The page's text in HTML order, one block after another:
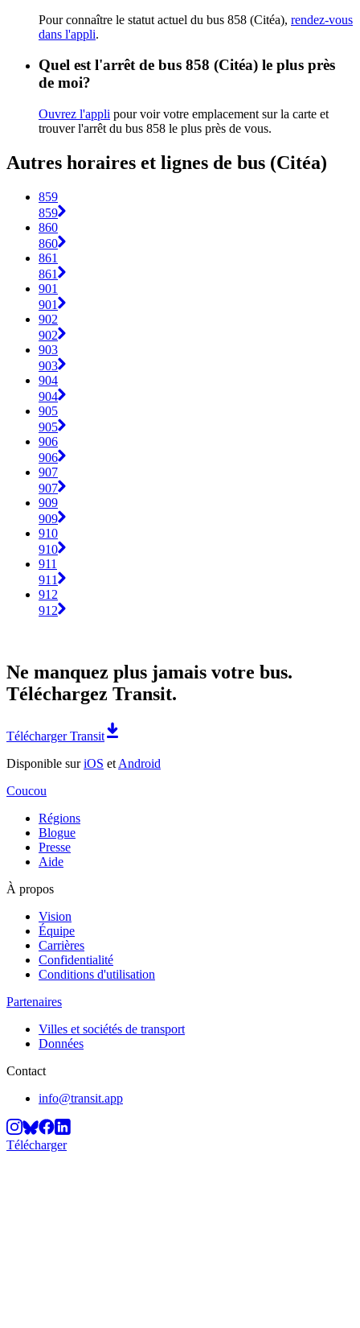
Pour connaître le statut actuel du bus 858 (Citéa), rendez-vous
dans l'appli.
Quel est l'arrêt de bus 858 (Citéa) le plus près
de moi?
Ouvrez l'appli pour voir votre emplacement sur la carte et
trouver l'arrêt du bus 858 le plus près de vous.
Autres horaires et lignes de bus (Citéa)
859
859
860
860
861
861
901
901
902
902
903
903
904
904
905
905
906
906
907
907
909
909
910
910
911
911
912
912
Ne manquez plus jamais votre bus.
Téléchargez Transit.
Télécharger Transit
Disponible suriOS et Android
Coucou
Régions
Blogue
Presse
Aide
À propos
Vision
Équipe
Carrières
Confidentialité
Conditions d'utilisation
Partenaires
Villes et sociétés de transport
Données
Contact
info@transit.app
Télécharger